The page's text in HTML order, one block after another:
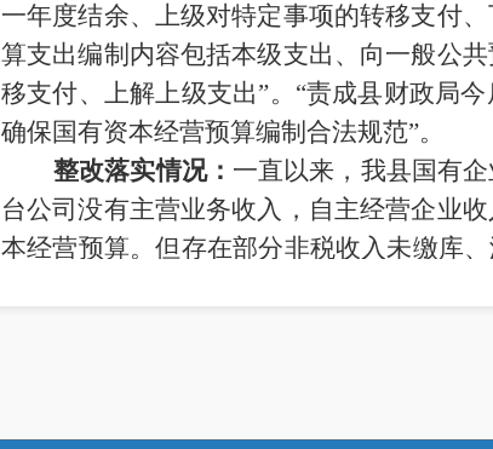
一年度结余、上级对特定事项的转移支付
算支出编制内容包括本级支出、向一般公
移支付、上解上级支出”。 “责成县财政局今
确保国有资本经营预算编制合法规范”。
整改落实情况： 一直以来， 我县国有
台公司没有主营业务收入，自主经营企业收
本经营预算。但存在部分非税收入未缴库
程，加强对县级国有资本收益收缴工作的